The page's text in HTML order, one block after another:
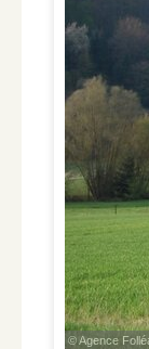
© Agence